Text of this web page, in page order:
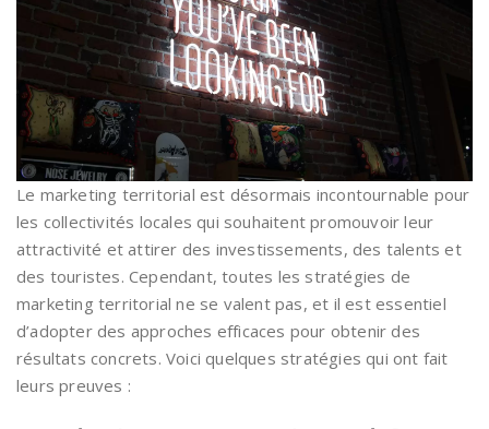
Le marketing territorial est désormais incontournable pour
les collectivités locales qui souhaitent promouvoir leur
attractivité et attirer des investissements, des talents et
des touristes. Cependant, toutes les stratégies de
marketing territorial ne se valent pas, et il est essentiel
d’adopter des approches efficaces pour obtenir des
résultats concrets. Voici quelques stratégies qui ont fait
leurs preuves :